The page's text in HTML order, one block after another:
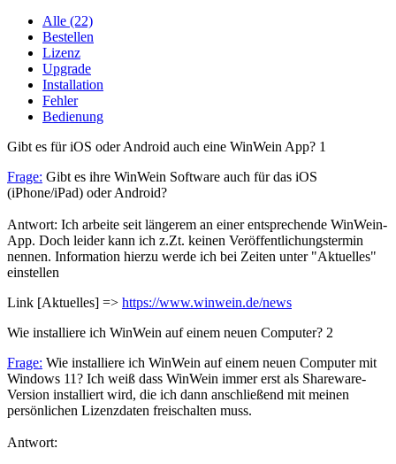
Alle (22)
Bestellen
Lizenz
Upgrade
Installation
Fehler
Bedienung
Gibt es für iOS oder Android auch eine WinWein App? 1
Frage: Gibt es ihre WinWein Software auch für das iOS
(iPhone/iPad) oder Android?
Antwort: Ich arbeite seit längerem an einer entsprechende WinWein-
App. Doch leider kann ich z.Zt. keinen Veröffentlichungstermin
nennen. Information hierzu werde ich bei Zeiten unter "Aktuelles"
einstellen
Link [Aktuelles] => https://www.winwein.de/news
Wie installiere ich WinWein auf einem neuen Computer? 2
Frage: Wie installiere ich WinWein auf einem neuen Computer mit
Windows 11? Ich weiß dass WinWein immer erst als Shareware-
Version installiert wird, die ich dann anschließend mit meinen
persönlichen Lizenzdaten freischalten muss.
Antwort: